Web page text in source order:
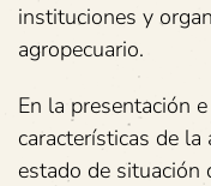
instituciones y
agropecuario.
En la presentación
características de
estado de situación